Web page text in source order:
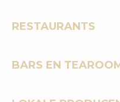
RESTAURANTS
BARS EN
park